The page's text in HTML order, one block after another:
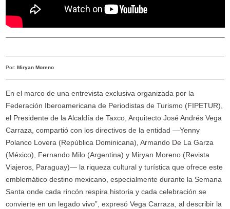
Por: Miryan Moreno
En el marco de una entrevista exclusiva organizada por la
Federación Iberoamericana de Periodistas de Turismo (FIPETUR),
el Presidente de la Alcaldía de Taxco, Arquitecto José Andrés Vega
Carraza, compartió con los directivos de la entidad —Yenny
Polanco Lovera (República Dominicana), Armando De La Garza
(México), Fernando Milo (Argentina) y Miryan Moreno (Revista
Viajeros, Paraguay)— la riqueza cultural y turística que ofrece este
emblemático destino mexicano, especialmente durante la Semana
Santa onde cada rincón respira historia y cada celebración se
convierte en un legado vivo”, expresó Vega Carraza, al describir la